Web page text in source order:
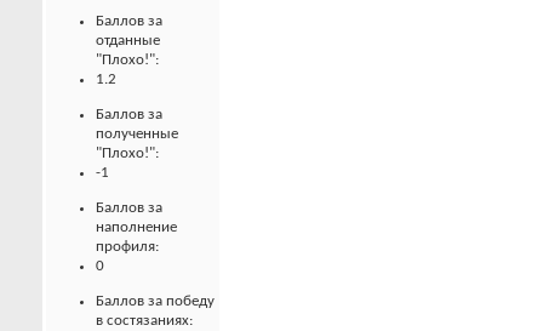
Баллов за
отданные
"Плохо!":
1.2
Баллов за
полученные
"Плохо!":
-1
Баллов за
наполнение
профиля:
0
Баллов за победу
в состязаниях: